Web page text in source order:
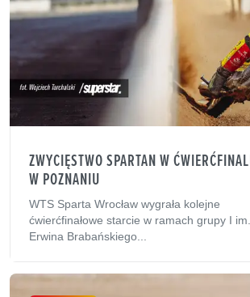
ZWYCIĘSTWO SPARTAN W
W POZNANIU
WTS Sparta Wrocław wygrała kolejne
ćwierćfinałowe starcie w ramach grupy I im.
Erwina Brabańskiego...